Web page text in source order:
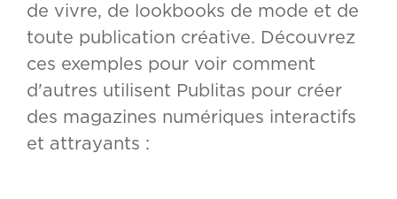
de vivre, de lookbooks de mode et de
toute publication créative. Découvrez
ces exemples pour voir comment
d'autres utilisent Publitas pour créer
des magazines numériques interactifs
et attrayants :